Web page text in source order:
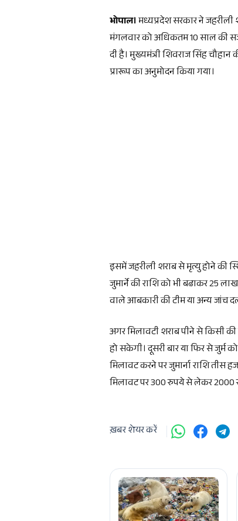
भोपाल।मध्यप्रदेश सरकार ने
मंगलवार को अधिकतम 10 साल की
दी है। मुख्यमंत्री शिवराज सिंह
प्रारूप का अनुमोदन किया गया।
इसमें जहरीली शराब से मृत्यु होने की
जुमार्ने की राशि को भी बढाकर 25
वाले आबकारी की टीम या अन्य जांच
अगर मिलावटी शराब पीने से किसी
हो सकेगी। दूसरी बार या फिर से जुर्म
मिलावट करने पर जुमार्ना राशि
मिलावट पर 300 रुपये से लेकर 2000
ख़बर शेयर करें